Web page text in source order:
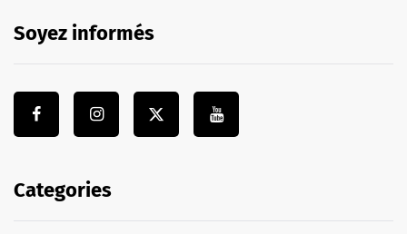
Soyez informés
Categories